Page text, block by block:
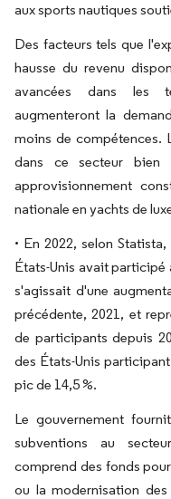
aux sports nautiques
Des facteurs tels que
hausse du revenu
avancées dans les
augmenteront la
moins de compétences.
dans ce secteur bien
approvisionnement
nationale en yachts de
• En 2022, selon
États-Unis avait
s'agissait d'une
précédente, 2021, et
de participants depuis
des États-Unis
pic de 14,5 %.
Le gouvernement
subventions au
comprend des fonds
ou la modernisation